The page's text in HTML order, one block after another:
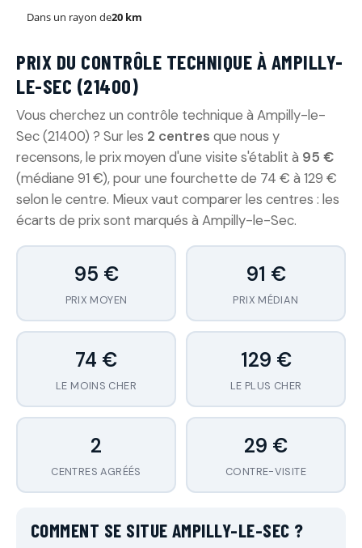
Dans un rayon de20 km
PRIX DU CONTRÔLE TECHNIQUE À AMPILLY-
LE-SEC (21400)
Vous cherchez un contrôle technique à Ampilly-le-
Sec (21400) ? Sur les 2 centres que nous y
recensons, le prix moyen d'une visite s'établit à 95 €
(médiane 91 €), pour une fourchette de 74 € à 129 €
selon le centre. Mieux vaut comparer les centres : les
écarts de prix sont marqués à Ampilly-le-Sec.
95 €
PRIX MOYEN
91 €
PRIX MÉDIAN
74 €
LE MOINS CHER
129 €
LE PLUS CHER
2
CENTRES AGRÉÉS
29 €
CONTRE-VISITE
COMMENT SE SITUE AMPILLY-LE-SEC ?